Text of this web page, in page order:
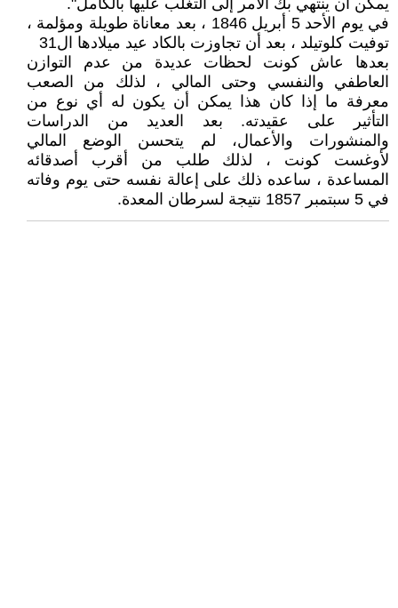
يمكن أن ينتهي بك الأمر إلى التغلب عليها بالكامل".
في يوم الأحد 5 أبريل 1846 ، بعد معاناة طويلة ومؤلمة ،
توفيت كلوتيلد ، بعد أن تجاوزت بالكاد عيد ميلادها ال31
بعدها عاش كونت لحظات عديدة من عدم التوازن
العاطفي والنفسي وحتى المالي ، لذلك من الصعب
معرفة ما إذا كان هذا يمكن أن يكون له أي نوع من
التأثير على عقيدته. بعد العديد من الدراسات
والمنشورات والأعمال، لم يتحسن الوضع المالي
لأوغست كونت ، لذلك طلب من أقرب أصدقائه
المساعدة ، ساعده ذلك على إعالة نفسه حتى يوم وفاته
في 5 سبتمبر 1857 نتيجة لسرطان المعدة.